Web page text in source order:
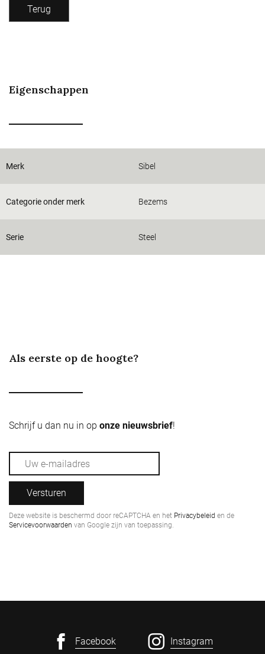
Terug
Eigenschappen
Merk Sibel
Categorie onder merk Bezems
Serie Steel
Als eerste op de hoogte?
Schrijf u dan nu in op onze nieuwsbrief!
Versturen
Deze website is beschermd door reCAPTCHA en het Privacybeleid en de
Servicevoorwaarden van Google zijn van toepassing.
Facebook Instagram